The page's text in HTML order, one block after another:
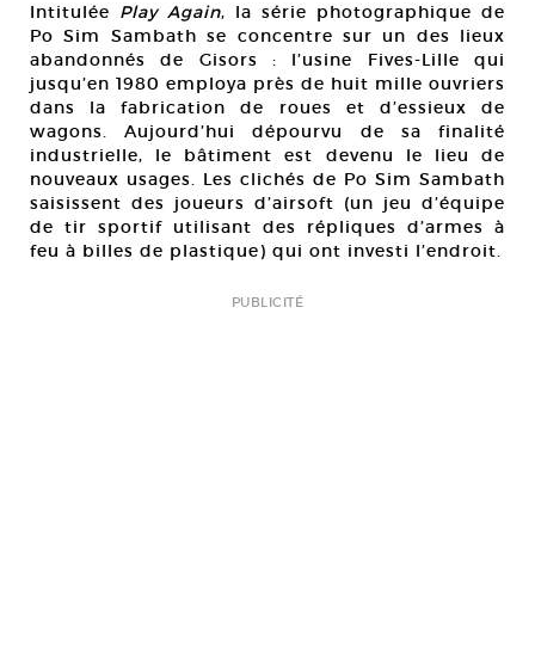
Intitulée Play Again, la série photographique de
Po Sim Sambath se concentre sur un des lieux
abandonnés de Gisors : l’usine Fives-Lille qui
jusqu’en 1980 employa près de huit mille ouvriers
dans la fabrication de roues et d’essieux de
wagons. Aujourd’hui dépourvu de sa finalité
industrielle, le bâtiment est devenu le lieu de
nouveaux usages. Les clichés de Po Sim Sambath
saisissent des joueurs d’airsoft (un jeu d’équipe
de tir sportif utilisant des répliques d’armes à
feu à billes de plastique) qui ont investi l’endroit.
PUBLICITÉ